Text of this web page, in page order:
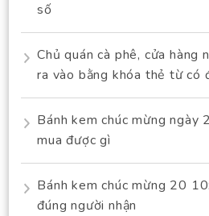
số
Chủ quán cà phê, cửa hàng
ra vào bằng khóa thẻ từ có
Bánh kem chúc mừng
mua được gì
Bánh kem chúc mừng 20
đúng người nhận